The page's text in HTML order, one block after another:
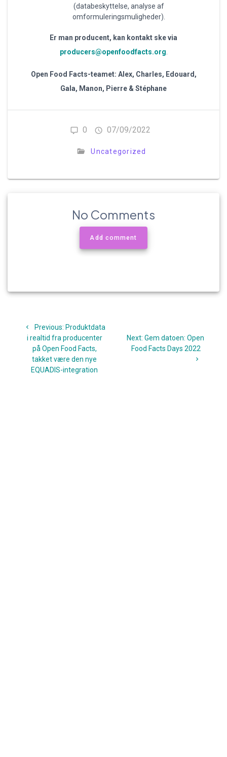
(databeskyttelse, analyse af
omformuleringsmuligheder).
Er man producent, kan kontakt ske via
producers@openfoodfacts.org
Open Food Facts-teamet: Alex, Charles, Edouard,
Gala, Manon, Pierre & Stéphane
0 07/09/2022
Uncategorized
No Comments
Add comment
Previous: Previous
post:
Produktdata
i realtid fra producenter
på Open Food Facts,
takket være den nye
EQUADIS-integration
Next: Next
post:
Gem datoen: Open
Food Facts Days 2022